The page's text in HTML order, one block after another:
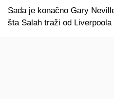
Sada je konačno Gary
šta Salah traži od